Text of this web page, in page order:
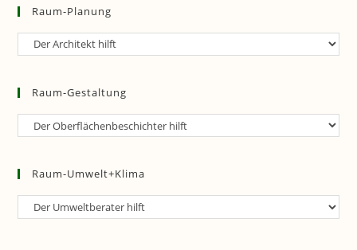
Raum-Planung
Raum-
Raum-Gestaltung
Raum-
Raum-Umwelt+Klima
Raum-